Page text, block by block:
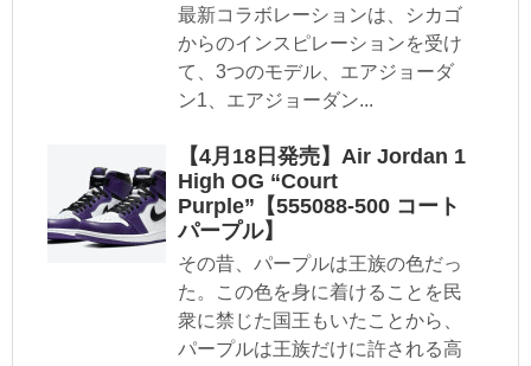
最新コラボレーションは、シカゴ
からのインスピレーションを受け
て、3つのモデル、エアジョーダ
ン1、エアジョーダン...
【4月18日発売】Air Jordan 1
High OG “Court
Purple”【555088-500 コート
パープル】
その昔、パープルは王族の色だっ
た。この色を身に着けることを民
衆に禁じた国王もいたことから、
パープルは王族だけに許される高